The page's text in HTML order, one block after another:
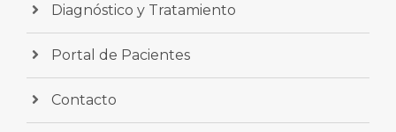
Diagnóstico y Tratamiento
Portal de Pacientes
Contacto